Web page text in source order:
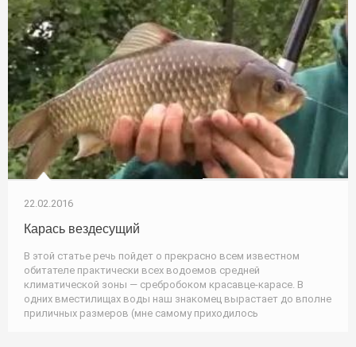
22.02.2016
Карась вездесущий
В этой статье речь пойдет о прекрасно всем известном
обитателе практически всех водоемов средней
климатической зоны — сребробоком красавце-карасе. В
одних вместилищах воды наш знакомец вырастает до вполне
приличных размеров (мне самому приходилось